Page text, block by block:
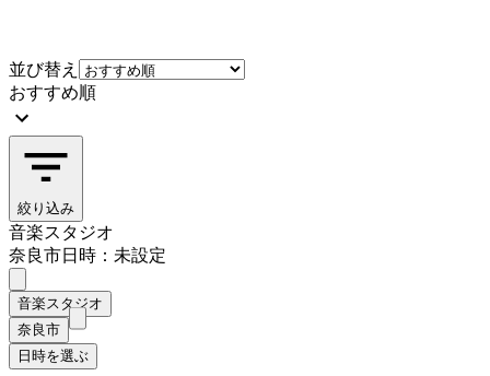
並び替え
おすすめ順
絞り込み
音楽スタジオ
奈良市日時：未設定
音楽スタジオ
奈良市
日時を選ぶ